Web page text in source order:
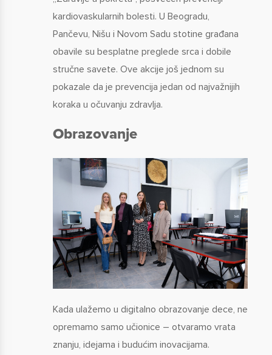
kardiovaskularnih bolesti. U Beogradu,
Pančevu, Nišu i Novom Sadu stotine građana
obavile su besplatne preglede srca i dobile
stručne savete. Ove akcije još jednom su
pokazale da je prevencija jedan od najvažnijih
koraka u očuvanju zdravlja.
Obrazovanje
Kada ulažemo u digitalno obrazovanje dece, ne
opremamo samo učionice – otvaramo vrata
znanju, idejama i budućim inovacijama.